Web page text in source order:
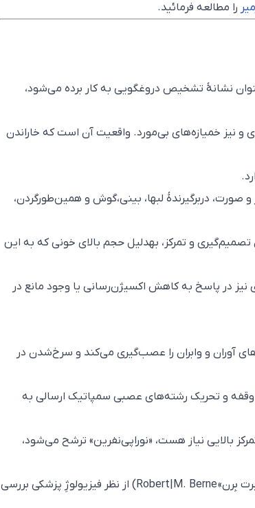
را مطالعه فرمائید.
نشانهٔ تشخیص دروغگویی به کار برده می‌شود،
نیز خمیازه‌های بی‌مورد. واقعیت آن است که خاراندن
دربرگیرندهٔ لبها، بینی،گوش و همین‌طورگردن،
و تمرکز، بهدلیل حجم بالای خونی که به این
در پاسخ به کاهش اکسیژن‌رسانی یا وجود مانع در
آوران و وابران را عصب‌گیری می‌کند و سرخ‌شدن در
وقفه و تحریک رشته‌های عصبی سمپاتیک ارسالی به
بالایی نیاز هست، «نوراپی‌نفرین» ترشح می‌شود،
بِرن»Robert|M. Berne) از نظر فیزیولوژِ پزشکی بررسی